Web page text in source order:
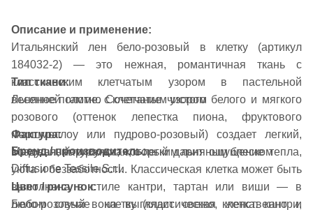
Описание и применение:
Итальянский лен бело-розовый в клетку (артикул
184032-2) — это нежная, романтичная ткань с
классическим клетчатым узором в пастельной
весенней гамме. Сочетание чистого белого и мягкого
розового (оттенок лепестка пиона, фруктового
маршмеллоу или пудрово-розовый) создает легкий,
воздушный рисунок, который дарит ощущение тепла,
уюта и беззаботности. Классическая клетка может быть
выполнена в стиле кантри, тартан или виши — в
любом случае она выглядит свежо, женственно и
Тип ткани:
Льняное полотно с клетчатым узором
Фактура:
Матовая, натуральная, с легким льняным блеском
Цвет / рисунок:
Бело-розовый в клетку (классическая клетка: кантри,
Бренд / производитель:
Diffusione Tessile S.r.l.